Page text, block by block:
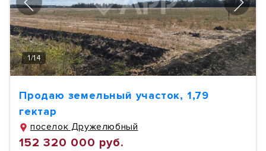
1/14
Продаю земельный участок, 1,79
гектар
поселок Дружелюбный
152 320 000 руб.